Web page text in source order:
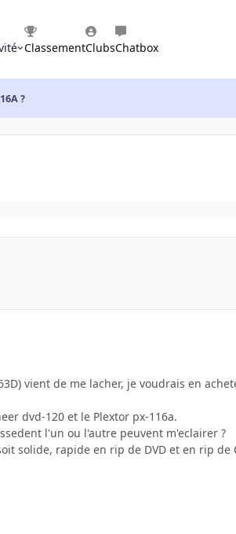
ClassementClubsChatbox
?
vient de me lacher, je voudrais en
dvd-120 et le Plextor px-116a.
l'un ou l'autre peuvent m'eclairer ?
solide, rapide en rip de DVD et en rip